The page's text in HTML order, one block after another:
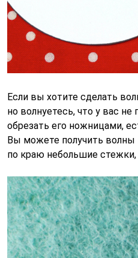
Если вы хотите сделать
но волнуетесь, что у вас не
обрезать его ножницами,
Вы можете получить волны
по краю небольшие стежки,